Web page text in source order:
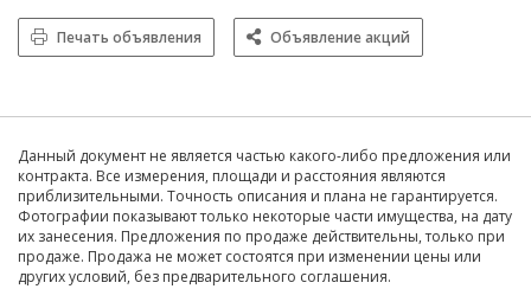
Печать объявления Объявление акций
Данный документ не является частью какого-либо предложения или
контракта. Все измерения, площади и расстояния являются
приблизительными. Точность описания и плана не гарантируется.
Фотографии показывают только некоторые части имущества, на дату
их занесения. Предложения по продаже действительны, только при
продаже. Продажа не может состоятся при изменении цены или
других условий, без предварительного соглашения.